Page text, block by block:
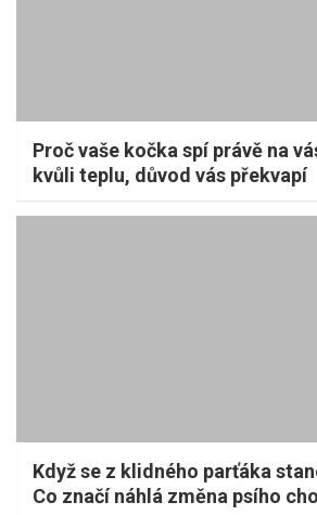
Proč vaše kočka spí právě na
kvůli teplu, důvod vás překvapí
Když se z klidného parťáka
Co značí náhlá změna psího